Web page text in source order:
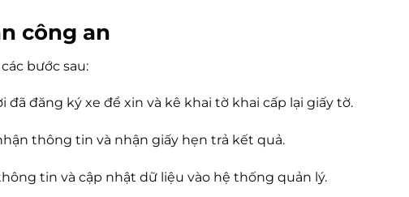
công an
bước sau:
đăng ký xe để xin và kê khai tờ khai cấp lại giấy tờ.
thông tin và nhận giấy hẹn trả kết quả.
tin và cập nhật dữ liệu vào hệ thống quản lý.